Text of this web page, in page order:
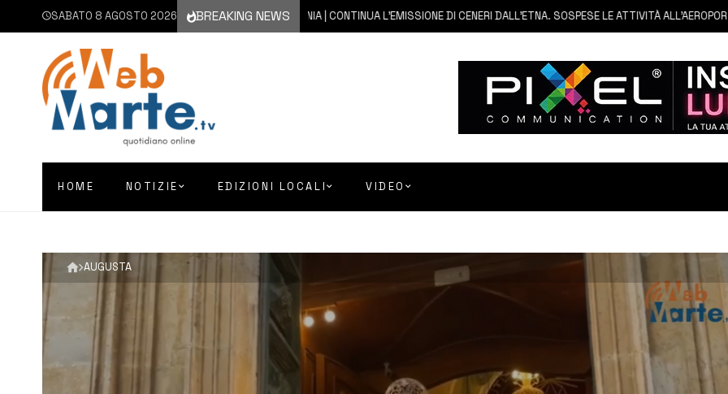
SABATO 8 AGOSTO 2026 BREAKING NEWS
8 AGOSTO 2026 CATANIA | CONTINUA L’EMISSIONE DI CENERI DALL’ETNA. SOSPESE LE ATTIVITÀ ALL’AEROPORTO DI
HOME NOTIZIE EDIZIONI LOCALI VIDEO
AUGUSTA